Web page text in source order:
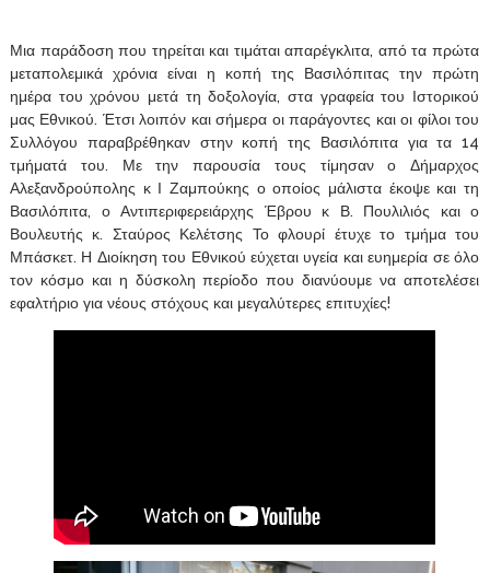
Μια παράδοση που τηρείται και τιμάται απαρέγκλιτα, από τα πρώτα
μεταπολεμικά χρόνια είναι η κοπή της Βασιλόπιτας την πρώτη
ημέρα του χρόνου μετά τη δοξολογία, στα γραφεία του Ιστορικού
μας Εθνικού. Έτσι λοιπόν και σήμερα οι παράγοντες και οι φίλοι του
Συλλόγου παραβρέθηκαν στην κοπή της Βασιλόπιτα για τα 14
τμήματά του. Με την παρουσία τους τίμησαν ο Δήμαρχος
Αλεξανδρούπολης κ Ι Ζαμπούκης ο οποίος μάλιστα έκοψε και τη
Βασιλόπιτα, ο Αντιπεριφερειάρχης Έβρου κ Β. Πουλιλιός και ο
Βουλευτής κ. Σταύρος Κελέτσης Το φλουρί έτυχε το τμήμα του
Μπάσκετ. Η Διοίκηση του Εθνικού εύχεται υγεία και ευημερία σε όλο
τον κόσμο και η δύσκολη περίοδο που διανύουμε να αποτελέσει
εφαλτήριο για νέους στόχους και μεγαλύτερες επιτυχίες!